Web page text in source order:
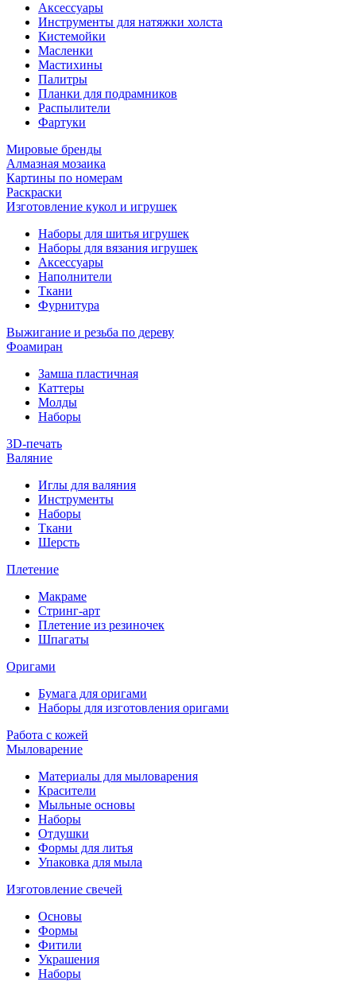
Аксессуары
Инструменты для натяжки холста
Кистемойки
Масленки
Мастихины
Палитры
Планки для подрамников
Распылители
Фартуки
Мировые бренды
Алмазная мозаика
Картины по номерам
Раскраски
Изготовление кукол и игрушек
Наборы для шитья игрушек
Наборы для вязания игрушек
Аксессуары
Наполнители
Ткани
Фурнитура
Выжигание и резьба по дереву
Фоамиран
Замша пластичная
Каттеры
Молды
Наборы
3D-печать
Валяние
Иглы для валяния
Инструменты
Наборы
Ткани
Шерсть
Плетение
Макраме
Стринг-арт
Плетение из резиночек
Шпагаты
Оригами
Бумага для оригами
Наборы для изготовления оригами
Работа с кожей
Мыловарение
Материалы для мыловарения
Красители
Мыльные основы
Наборы
Отдушки
Формы для литья
Упаковка для мыла
Изготовление свечей
Основы
Формы
Фитили
Украшения
Наборы